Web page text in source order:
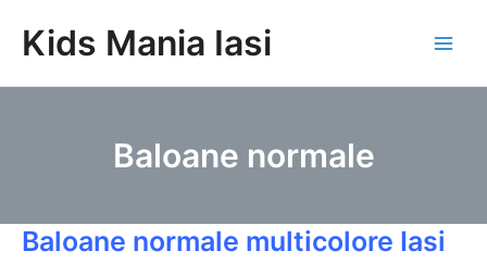
contentKids Mania Iasi
Baloane normale
Baloane normale multicolore Iasi